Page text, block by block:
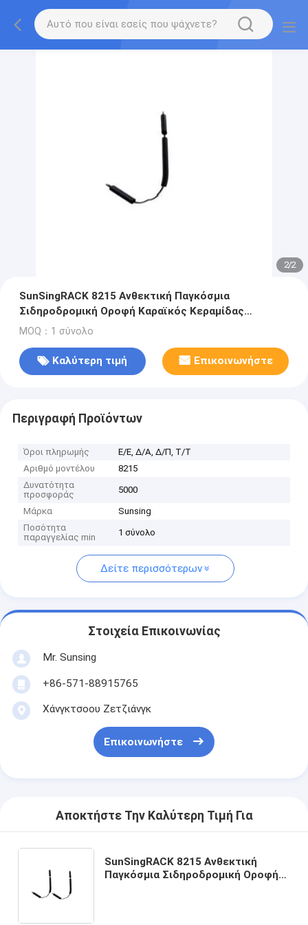
2/2
SunSingRACK 8215 Ανθεκτική Παγκόσμια
Σιδηροδρομική Οροφή Καραϊκός Κεραμίδας
Κεραμίδας Μεταφοράς Υψηλής Απόδοσης 4x4
MOQ：1 σύνολο
Καλύτερη τιμή Επικοινωνήστε
Περιγραφή Προϊόντων
Όροι πληρωμής
Ε/Ε, Δ/Α, Δ/Π, Τ/Τ
Αριθμό μοντέλου
8215
Δυνατότητα
προσφοράς
5000
Μάρκα
Sunsing
Ποσότητα
παραγγελίας min
1 σύνολο
Δείτε περισσότερων
Στοιχεία Επικοινωνίας
Mr. Sunsing
+86-571-88915765
Χάνγκτσοου Ζετζιάνγκ
Επικοινωνήστε
Αποκτήστε Την Καλύτερη Τιμή Για
SunSingRACK 8215 Ανθεκτική
Παγκόσμια Σιδηροδρομική Οροφή